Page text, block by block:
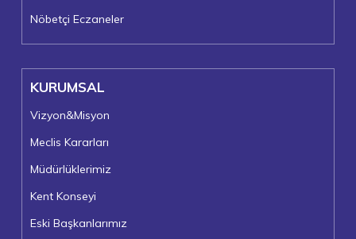
Nöbetçi Eczaneler
KURUMSAL
Vizyon&Misyon
Meclis Kararları
Müdürlüklerimiz
Kent Konseyi
Eski Başkanlarımız